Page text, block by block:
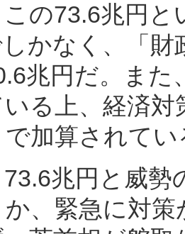
の73.6兆円と
かなく、「
兆円だ。ま
る上、経済
加算されてい
兆円と威勢
、緊急に対策